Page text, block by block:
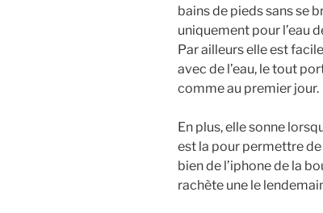
bains de pieds sans se
uniquement pour l’eau
Par ailleurs elle est
avec de l’eau, le tout
comme au premier jour.
En plus, elle sonne
est la pour permettre de
bien de l’iphone de la
rachète une le